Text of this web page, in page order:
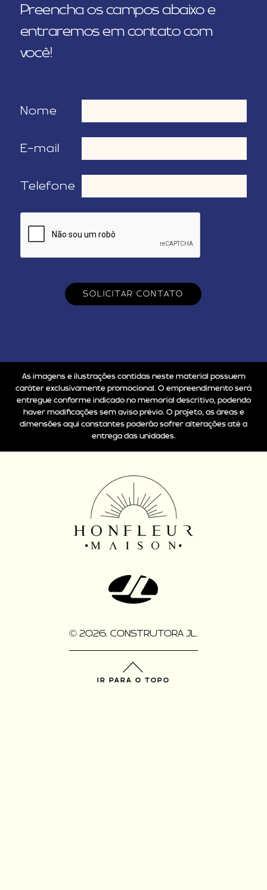
Preencha os campos abaixo e
entraremos em contato com
você!
Nome
E-mail
Telefone
SOLICITAR CONTATO
As imagens e ilustrações contidas neste material possuem
caráter exclusivamente promocional. O empreendimento será
entregue conforme indicado no memorial descritivo, podendo
haver modificações sem aviso prévio. O projeto, as áreas e
dimensões aqui constantes poderão sofrer alterações até a
entrega das unidades.
© 2026. CONSTRUTORA JL.
IR PARA O TOPO